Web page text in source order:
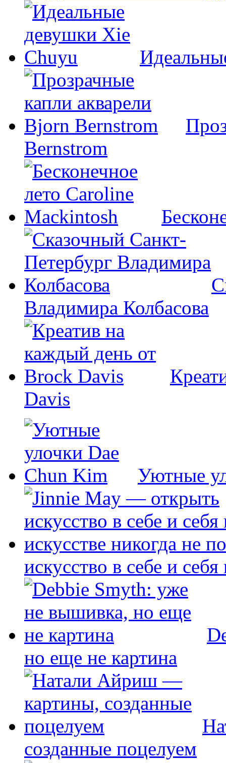
Bernstrom
Владимира Колбасова
Davis
Уютные
искусство в себе и
но еще не картина
созданные поцелуем